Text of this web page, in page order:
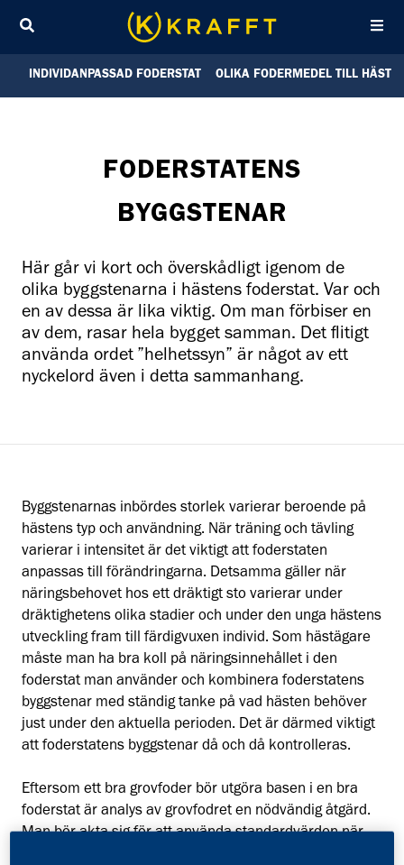
INDIVIDANPASSAD FODERSTAT OLIKA FODERMEDEL TILL HÄST
FODERSTATENS
BYGGSTENAR
Här går vi kort och överskådligt igenom de
olika byggstenarna i hästens foderstat. Var och
en av dessa är lika viktig. Om man förbiser en
av dem, rasar hela bygget samman. Det flitigt
använda ordet ”helhetssyn” är något av ett
nyckelord även i detta sammanhang.
Byggstenarnas inbördes storlek varierar beroende på
hästens typ och användning. När träning och tävling
varierar i intensitet är det viktigt att foderstaten
anpassas till förändringarna. Detsamma gäller när
näringsbehovet hos ett dräktigt sto varierar under
dräktighetens olika stadier och under den unga hästens
utveckling fram till färdigvuxen individ. Som hästägare
måste man ha bra koll på näringsinnehållet i den
foderstat man använder och kombinera foderstatens
byggstenar med ständig tanke på vad hästen behöver
just under den aktuella perioden. Det är därmed viktigt
att foderstatens byggstenar då och då kontrolleras.
Eftersom ett bra grovfoder bör utgöra basen i en bra
foderstat är analys av grovfodret en nödvändig åtgärd.
Man bör akta sig för att använda standardvärden när